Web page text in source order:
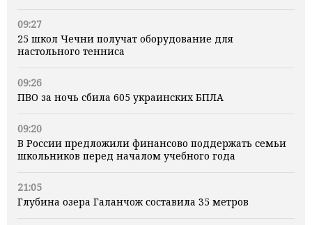
09:27
25 школ Чечни получат оборудование для
настольного тенниса
09:26
ПВО за ночь сбила 605 украинских БПЛА
09:20
В России предложили финансово поддержать семьи
школьников перед началом учебного года
21:05
Глубина озера Галанчож составила 35 метров